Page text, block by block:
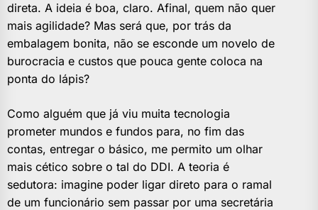
direta. A ideia é boa, claro. Afinal, quem não quer
mais agilidade? Mas será que, por trás da
embalagem bonita, não se esconde um novelo de
burocracia e custos que pouca gente coloca na
ponta do lápis?
Como alguém que já viu muita tecnologia
prometer mundos e fundos para, no fim das
contas, entregar o básico, me permito um olhar
mais cético sobre o tal do DDI. A teoria é
sedutora: imagine poder ligar direto para o ramal
de um funcionário sem passar por uma secretária